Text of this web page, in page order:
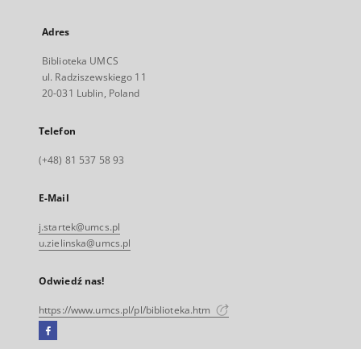
Adres
Biblioteka UMCS
ul. Radziszewskiego 11
20-031 Lublin, Poland
Telefon
(+48) 81 537 58 93
E-Mail
j.startek@umcs.pl
u.zielinska@umcs.pl
Odwiedź nas!
https://www.umcs.pl/pl/biblioteka.htm
Facebook